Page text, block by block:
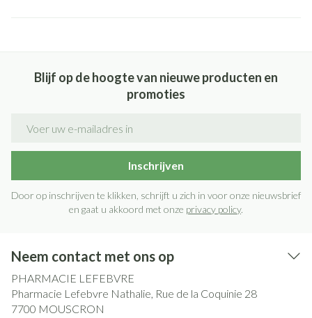
Blijf op de hoogte van nieuwe producten en
promoties
Inschrijven
Door op inschrijven te klikken, schrijft u zich in voor onze nieuwsbrief
en gaat u akkoord met onze privacy policy.
Neem contact met ons op
PHARMACIE LEFEBVRE
Pharmacie Lefebvre Nathalie, Rue de la Coquinie 28
7700 MOUSCRON